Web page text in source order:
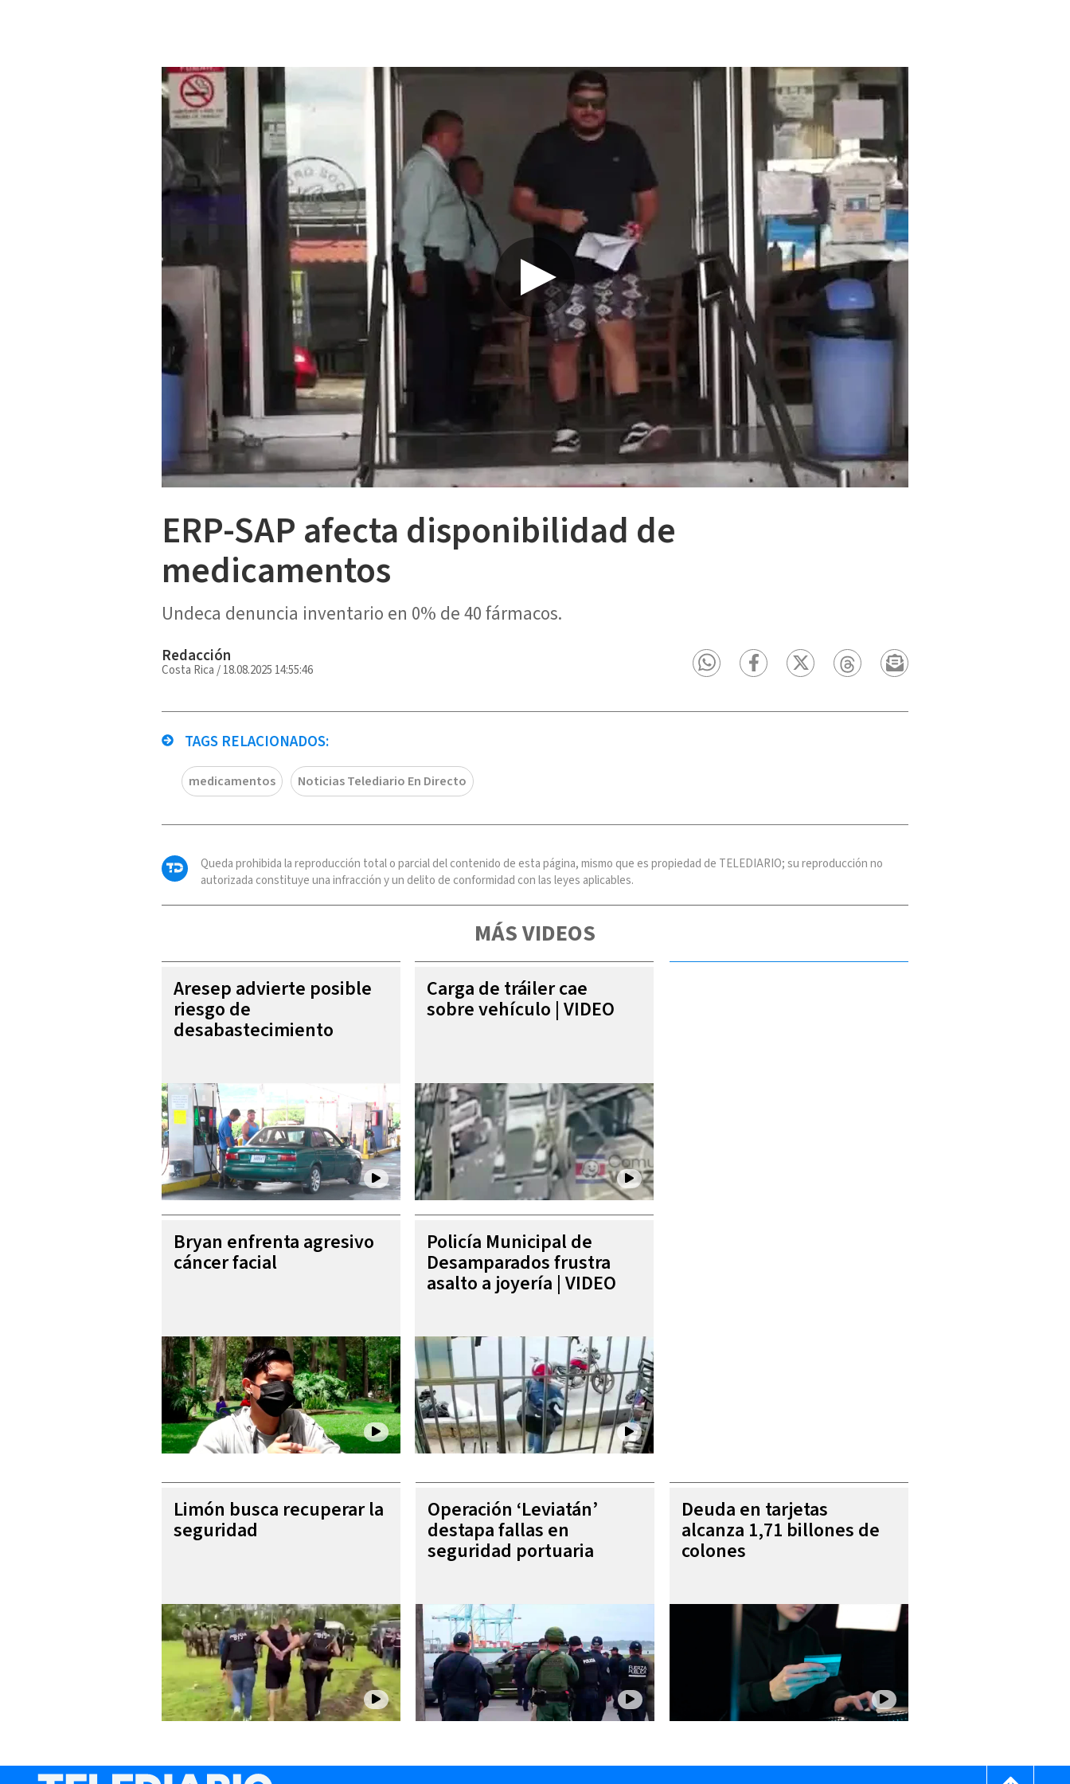
ERP-SAP afecta disponibilidad de
medicamentos
Undeca denuncia inventario en 0% de 40 fármacos.
Redacción
Costa Rica /18.08.2025 14:55:46
TAGS RELACIONADOS:
medicamentos Noticias Telediario En Directo
Queda prohibida la reproducción total o parcial del contenido de esta página, mismo que es propiedad de TELEDIARIO; su reproducción no
autorizada constituye una infracción y un delito de conformidad con las leyes aplicables.
MÁS VIDEOS
Aresep advierte posible
riesgo de
desabastecimiento
Carga de tráiler cae
sobre vehículo | VIDEO
Bryan enfrenta agresivo
cáncer facial
Policía Municipal de
Desamparados frustra
asalto a joyería | VIDEO
Limón busca recuperar la
seguridad
Operación ‘Leviatán’
destapa fallas en
seguridad portuaria
Deuda en tarjetas
alcanza 1,71 billones de
colones